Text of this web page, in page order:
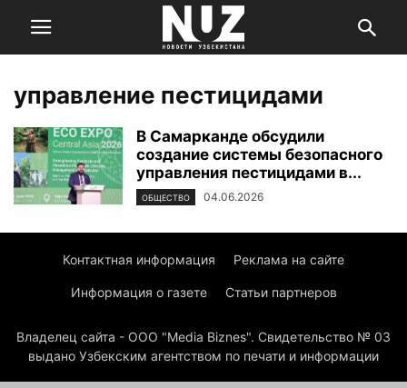
управление пестицидами
В Самарканде обсудили
создание системы безопасного
управления пестицидами в...
ОБЩЕСТВО 04.06.2026
Контактная информация Реклама на сайте
Информация о газете Статьи партнеров
Владелец сайта - ООО "Media Biznes". Свидетельство № 03
выдано Узбекским агентством по печати и информации